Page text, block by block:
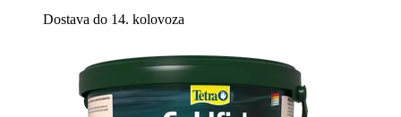
Dostava do 14. kolovoza